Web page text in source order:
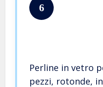
6
Perline in vetro
pezzi, rotonde,